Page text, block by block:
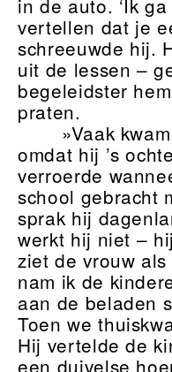
in de auto. ‘Ik
vertellen dat je
schreeuwde hij.
uit de lessen –
begeleidster
praten.
»Vaak
omdat hij ’s
verroerde
school gebracht
sprak hij
werkt hij niet –
ziet de vrouw
nam ik de
aan de beladen
Toen we
Hij vertelde de
een duivelse